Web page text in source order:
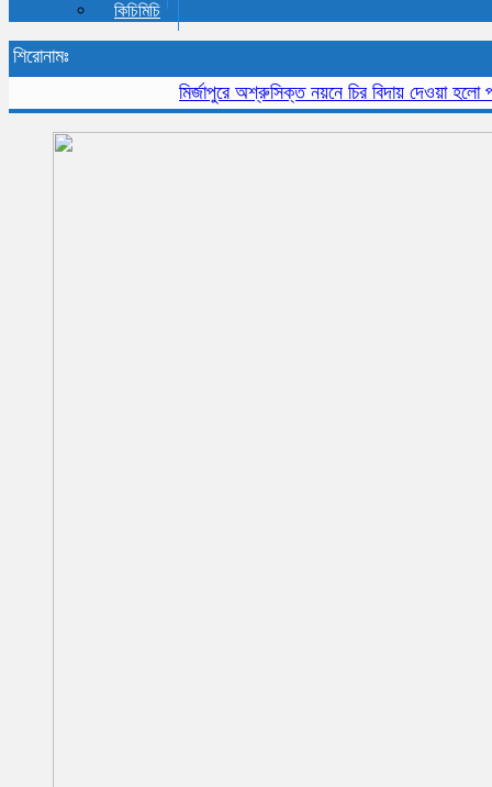
কিচিমিচি
শিরোনামঃ
মির্জাপুরে অশ্রুসিক্ত নয়নে চির বিদায় দেওয়া হলো প্রবীন